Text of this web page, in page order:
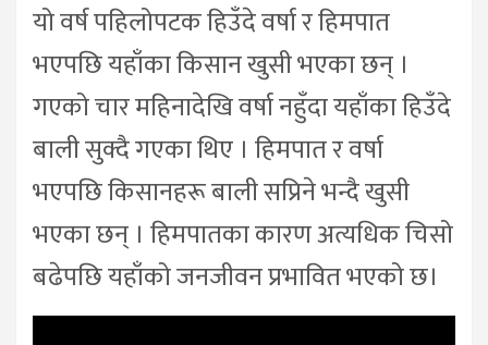
यो वर्ष पहिलोपटक हिउँदे वर्षा र हिमपात
भएपछि यहाँका किसान खुसी भएका छन् ।
गएको चार महिनादेखि वर्षा नहुँदा यहाँका हिउँदे
बाली सुक्दै गएका थिए । हिमपात र वर्षा
भएपछि किसानहरू बाली सप्रिने भन्दै खुसी
भएका छन् । हिमपातका कारण अत्यधिक चिसो
बढेपछि यहाँको जनजीवन प्रभावित भएको छ।